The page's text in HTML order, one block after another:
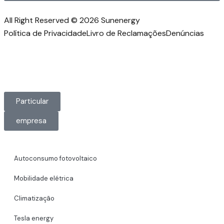
All Right Reserved © 2026 Sunenergy
Política de PrivacidadeLivro de ReclamaçõesDenúncias
Particular
empresa
Autoconsumo fotovoltaico
Mobilidade elétrica
Climatização
Tesla energy